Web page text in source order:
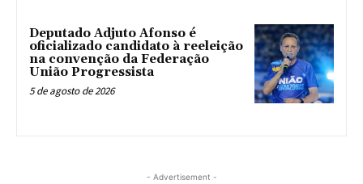
Deputado Adjuto Afonso é
oficializado candidato à reeleição
na convenção da Federação
União Progressista
5 de agosto de 2026
- Advertisement -